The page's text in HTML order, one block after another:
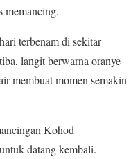
memancing.
terbenam di sekitar
langit berwarna oranye
membuat momen semakin
Kohod
datang kembali.